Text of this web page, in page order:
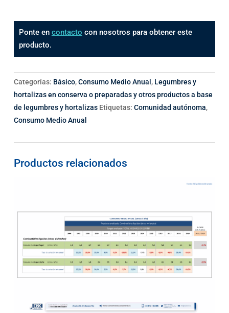
Ponte en contacto con nosotros para obtener este
producto.
Categorías: Básico,Consumo Medio Anual , Legumbres y
hortalizas en conserva o preparadas y otros productos a base
de legumbres y hortalizas Etiquetas: Comunidad autónoma,
Consumo Medio Anual
Productos relacionados